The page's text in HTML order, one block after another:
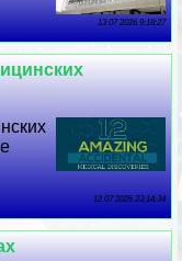
13 07 2026 9:18:27
12 07 2026 23:14:34